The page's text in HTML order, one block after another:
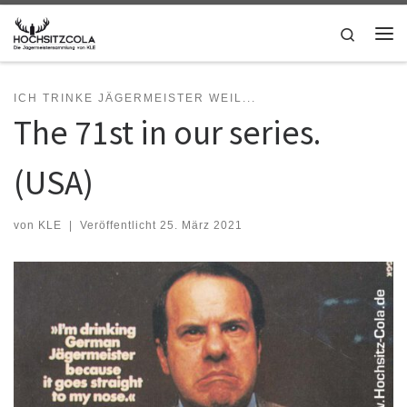
Zum Inhalt springen
Search
ICH TRINKE JÄGERMEISTER WEIL...
The 71st in our series.
(USA)
von KLE Veröffentlicht 25. März 2021